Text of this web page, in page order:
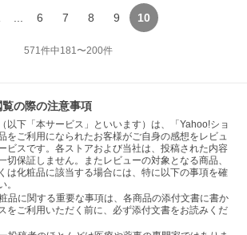
6 7 8 9 10
571件中181〜200件
の際の注意事項
以下「本サービス」といいます）は、「Yahoo!ショ
をご利用になられたお客様がご自身の感想をレビュ
ビスです。各ストアおよび当社は、投稿された内容
切保証しません。またレビューの対象となる商品、
は化粧品に該当する場合には、特に以下の事項を確
。
品に関する重要な事項は、各商品の添付文書に書か
をご利用いただく前に、必ず添付文書をお読みくだ